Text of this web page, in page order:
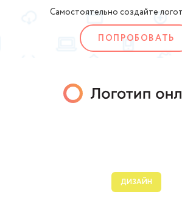
Самостоятельно создайте
ПОПРОБОВАТЬ
ДИЗАЙН